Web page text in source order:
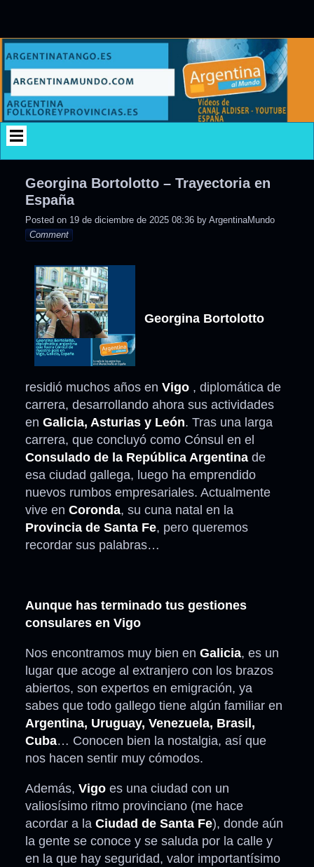
content
Georgina Bortolotto – Trayectoria en
España
Posted on 19 de diciembre de 2025 08:36 by ArgentinaMundo
Comment
Georgina Bortolotto
residió muchos años en Vigo , diplomática de
carrera, desarrollando ahora sus actividades
en Galicia, Asturias y León. Tras una larga
carrera, que concluyó como Cónsul en el
Consulado de la República Argentina de
esa ciudad gallega, luego ha emprendido
nuevos rumbos empresariales. Actualmente
vive en Coronda, su cuna natal en la
Provincia de Santa Fe, pero queremos
recordar sus palabras…
Aunque has terminado tus gestiones
consulares en Vigo
Nos encontramos muy bien en Galicia, es un
lugar que acoge al extranjero con los brazos
abiertos, son expertos en emigración, ya
sabes que todo gallego tiene algún familiar en
Argentina, Uruguay, Venezuela, Brasil,
Cuba… Conocen bien la nostalgia, así que
nos hacen sentir muy cómodos.
Además, Vigo es una ciudad con un
valiosísimo ritmo provinciano (me hace
acordar a la Ciudad de Santa Fe), donde aún
la gente se conoce y se saluda por la calle y
en la que hay seguridad, valor importantísimo